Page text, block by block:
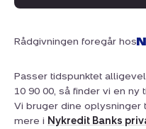
Rådgivningen foregår hos
Passer tidspunktet
10 90 00, så finder vi en ny
Vi bruger dine
mere i Nykredit Banks